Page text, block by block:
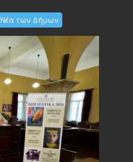
Νέα των Δήμων